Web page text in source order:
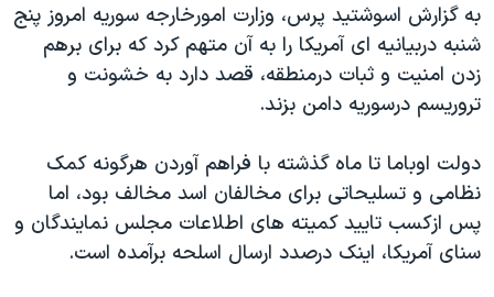
اعتراضات مردمی آبان ۹۸
اسرائیل در جنگ
نرگس محمدی برنده جایزه نوبل صلح
همایش محافظه‌کاران آمریکا «سی‌پک»
صفحه‌های ویژه
سفر پرزیدنت ترامپ به چین
به گزارش اسوشتید پرس، وزارت امورخارجه سوریه امروز پنج
شنبه دربیانیه ای آمریکا را به آن متهم کرد که برای برهم
زدن امنیت و ثبات درمنطقه، قصد دارد به خشونت و
تروریسم درسوریه دامن بزند.
دولت اوباما تا ماه گذشته با فراهم آوردن هرگونه کمک
نظامی و تسلیحاتی برای مخالفان اسد مخالف بود، اما
پس ازکسب تایید کمیته های اطلاعات مجلس نمایندگان و
سنای آمریکا، اینک درصدد ارسال اسلحه برآمده است.